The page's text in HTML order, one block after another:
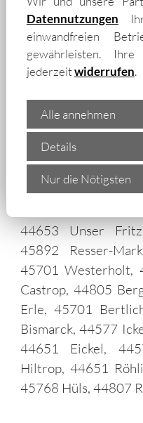
Erkenschwick,
Herne-Mitte, 44649
44625 Herne-Süd,
Wanne-Süd, 45739
Crange, 45701
Sodingen,
Holthausen, 45764
Castrop-Rauxel,
44653 Unser
45892 Resser-
45701 Westerholt,
Castrop, 44805
Erle, 45701
Bismarck, 44577
44651 Eickel,
Hiltrop, 44651
45768 Hüls, 44807
Datennutzungen
einwandfreien
gewährleisten.
jederzeitwiderrufen.
Alle annehmen
Details
Nur die Nötigsten